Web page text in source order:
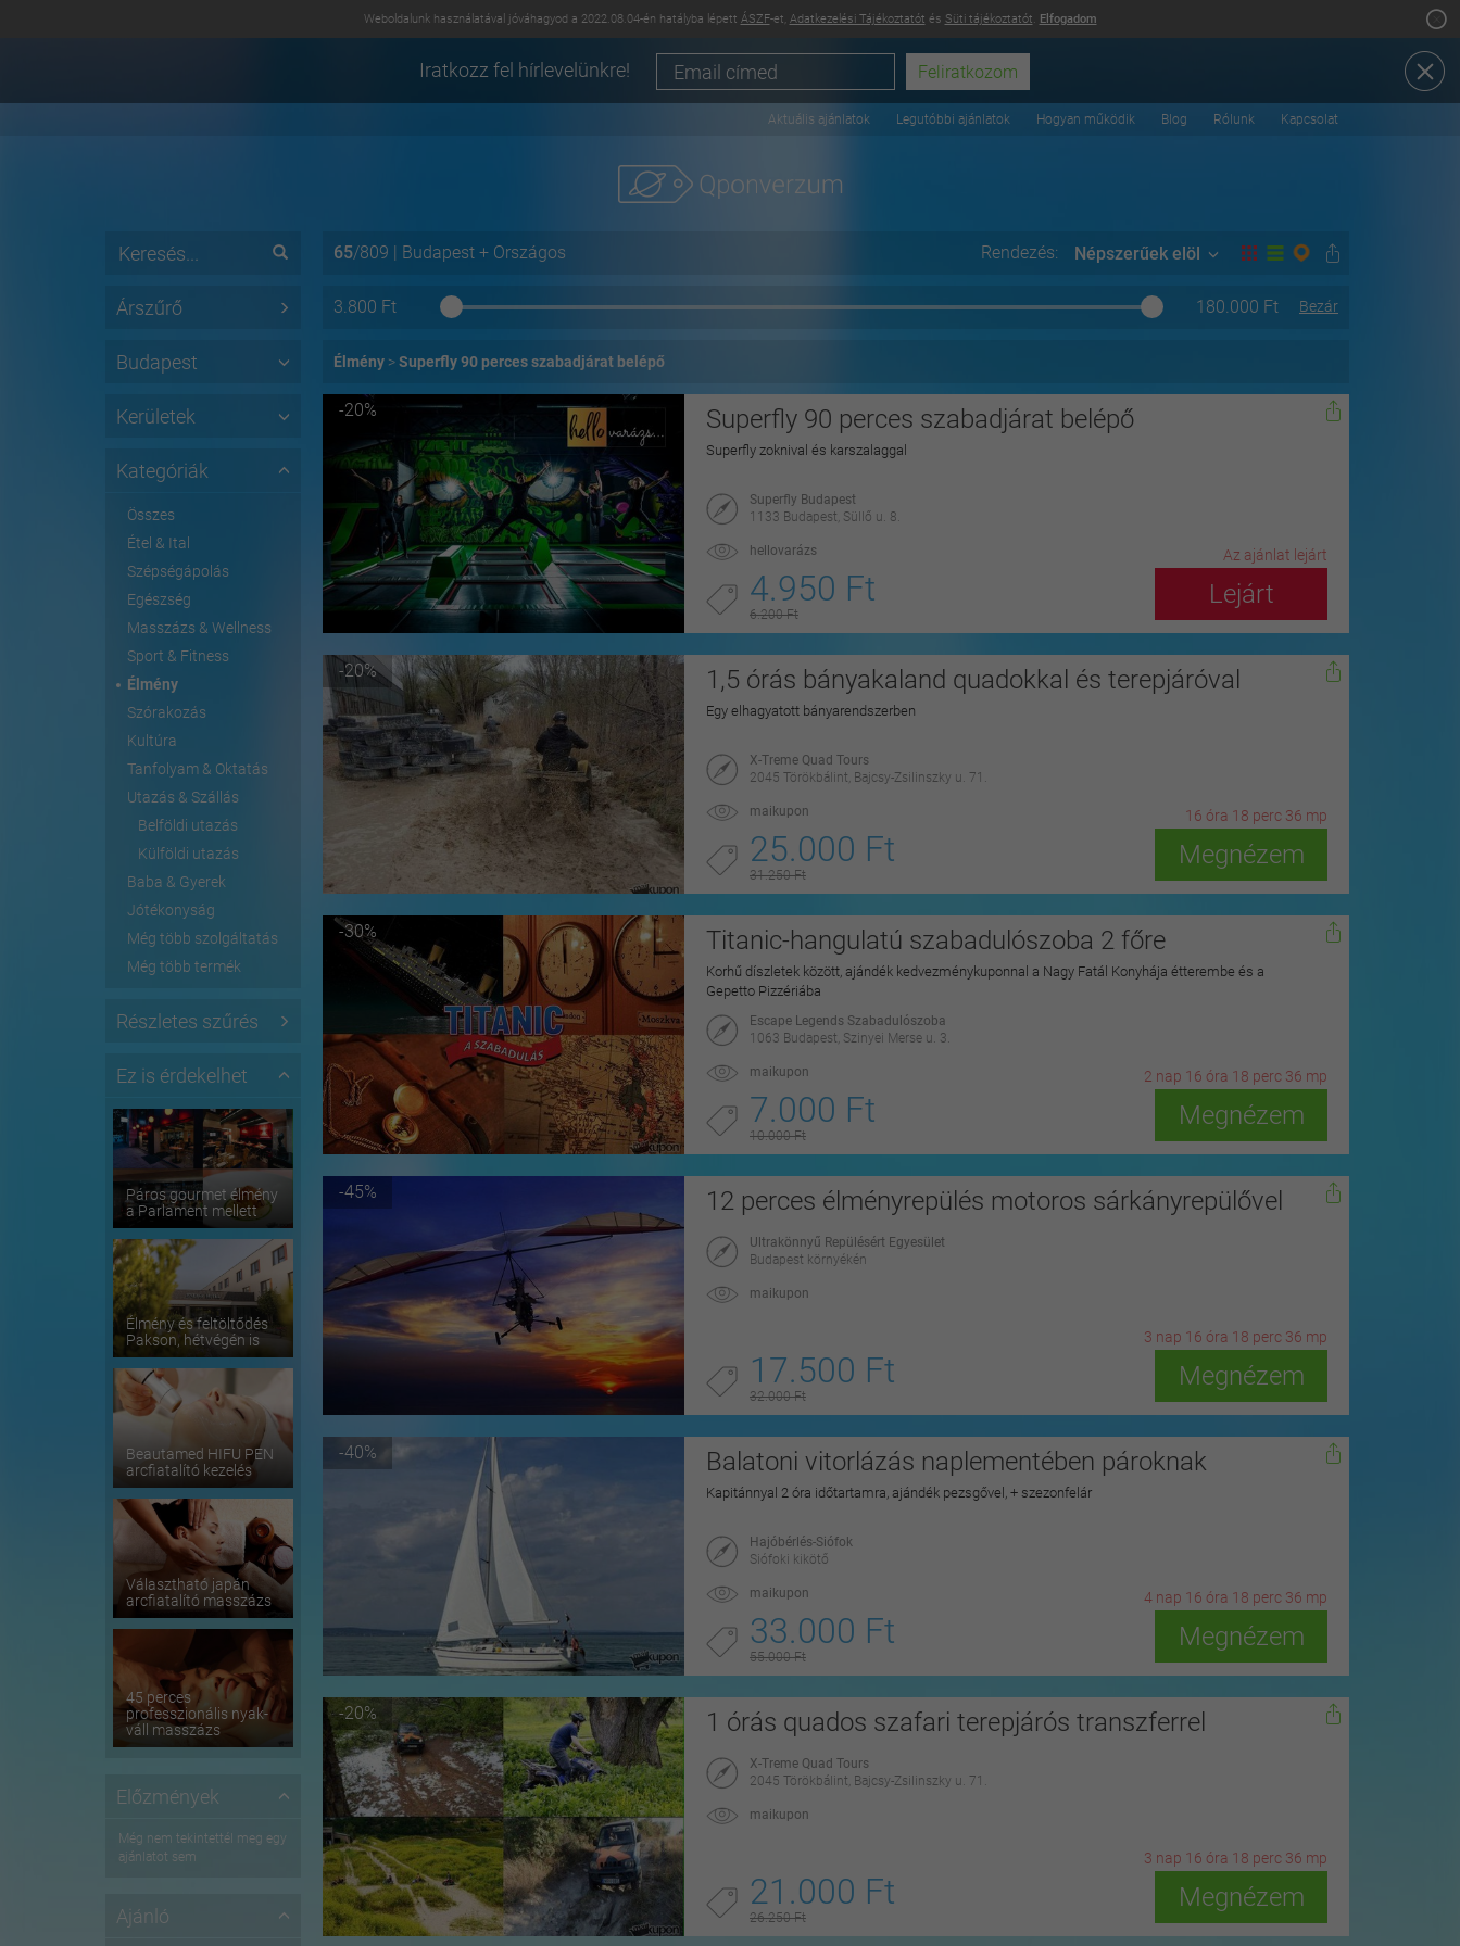
Weboldalunk használatával jóváhagyod a 2022.08.04-én hatályba lépett ÁSZF-et, Adatkezelési Tájékoztatót és Süti tájékoztatót. Elfogadom
Iratkozz fel hírlevelünkre!
Aktuális ajánlatok Legutóbbi ajánlatok Hogyan működik Blog Rólunk Kapcsolat
Árszűrő
Budapest
Kerületek
Kategóriák
Összes
Étel & Ital
Szépségápolás
Egészség
Masszázs & Wellness
Sport & Fitness
Élmény
Szórakozás
Kultúra
Tanfolyam & Oktatás
Utazás & Szállás
Belföldi utazás
Külföldi utazás
Baba & Gyerek
Jótékonyság
Még több szolgáltatás
Még több termék
Részletes szűrés
Ez is érdekelhet
Páros gourmet élmény
a Parlament mellett
Élmény és feltöltődés
Pakson, hétvégén is
Beautamed HIFU PEN
arcfiatalító kezelés
Választható japán
arcfiatalító masszázs
45 perces
professzionális nyak-
váll masszázs
Előzmények
Még nem tekintettél meg egy
ajánlatot sem
Ajánló
65/809 | Budapest + Országos Rendezés: Népszerűek elöl
3.800 Ft Bezár
180.000 Ft
Élmény Superfly 90 perces szabadjárat belépő
-20% Superfly 90 perces szabadjárat belépő
Superfly zoknival és karszalaggal
Superfly Budapest
1133 Budapest, Süllő u. 8.
hellovarázs Az ajánlat lejárt
4.950 Ft
6.200 Ft
Lejárt
-20% 1,5 órás bányakaland quadokkal és terepjáróval
Egy elhagyatott bányarendszerben
X-Treme Quad Tours
2045 Törökbálint, Bajcsy-Zsilinszky u. 71.
maikupon 16 óra 18 perc 34 mp
25.000 Ft
31.250 Ft
Megnézem
-30% Titanic-hangulatú szabadulószoba 2 főre
Korhű díszletek között, ajándék kedvezménykuponnal a Nagy Fatál Konyhája étterembe és a
Gepetto Pizzériába
Escape Legends Szabadulószoba
1063 Budapest, Szinyei Merse u. 3.
maikupon 2 nap 16 óra 18 perc 34 mp
7.000 Ft
10.000 Ft
Megnézem
-45% 12 perces élményrepülés motoros sárkányrepülővel
Ultrakönnyű Repülésért Egyesület
Budapest környékén
maikupon
3 nap 16 óra 18 perc 34 mp
17.500 Ft
32.000 Ft
Megnézem
-40% Balatoni vitorlázás naplementében pároknak
Kapitánnyal 2 óra időtartamra, ajándék pezsgővel, + szezonfelár
Hajóbérlés-Siófok
Siófoki kikötő
maikupon 4 nap 16 óra 18 perc 34 mp
33.000 Ft
55.000 Ft
Megnézem
-20% 1 órás quados szafari terepjárós transzferrel
X-Treme Quad Tours
2045 Törökbálint, Bajcsy-Zsilinszky u. 71.
maikupon
3 nap 16 óra 18 perc 34 mp
21.000 Ft
26.250 Ft
Megnézem